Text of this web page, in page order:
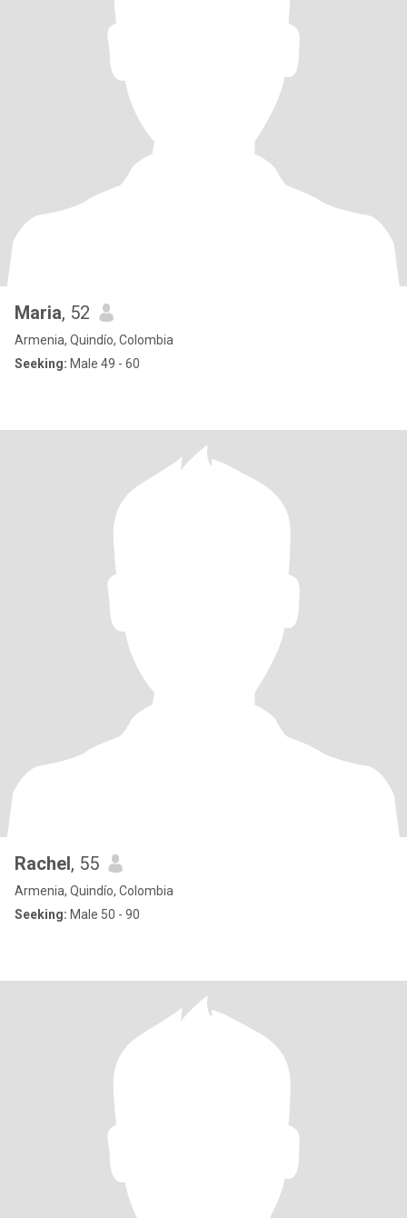
Maria, 52
Armenia, Quindío, Colombia
Seeking: Male 49 - 60
Rachel, 55
Armenia, Quindío, Colombia
Seeking: Male 50 - 90